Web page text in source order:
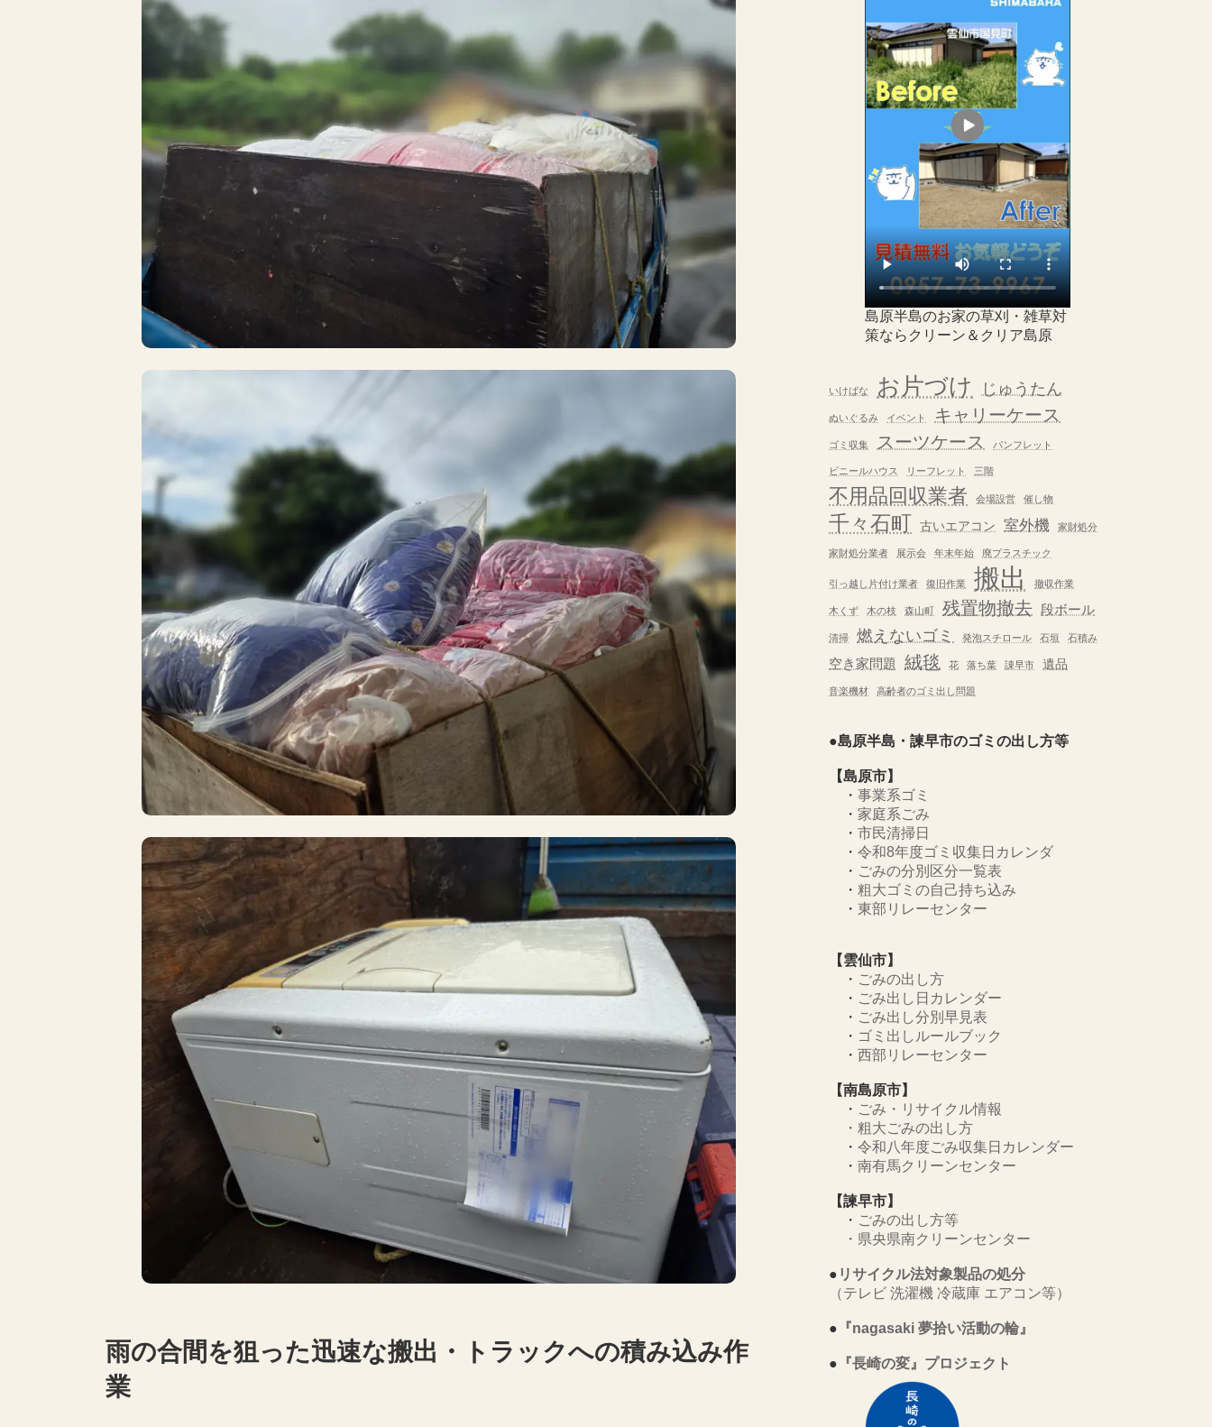
雨の合間を狙った迅速な搬出・トラックへの積み込み作
業
島原半島のお家の草刈・雑草対
策ならクリーン＆クリア島原
いけばな お片づけ じゅうたん
ぬいぐるみ イベント キャリーケース
ゴミ収集 スーツケース パンフレット
ビニールハウス リーフレット 三階
不用品回収業者 会場設営 催し物
千々石町 古いエアコン 室外機 家財処分
家財処分業者 展示会 年末年始 廃プラスチック
引っ越し片付け業者 復旧作業 搬出 撤収作業
木くず 木の枝 森山町 残置物撤去 段ボール
清掃 燃えないゴミ 発泡スチロール 石垣 石積み
空き家問題 絨毯 花 落ち葉 諌早市 遺品
音楽機材 高齢者のゴミ出し問題
●島原半島・諫早市のゴミの出し方等
【島原市】
・事業系ゴミ
・ 家庭系ごみ
・市民清掃日
・令和8年度ゴミ収集日カレンダ
・ ごみの分別区分一覧表
・粗大ゴミの自己持ち込み
・東部リレーセンター
【雲仙市】
・ ごみの出し方
・ ごみ出し日カレンダー
・ ごみ出し分別早見表
・ ゴミ出しルールブック
・西部リレーセンター
【南島原市】
・ ごみ・リサイクル情報
・粗大ごみの出し方
・令和八年度ごみ収集日カレンダー
・南有馬クリーンセンター
【諫早市】
・ ごみの出し方等
・ 県央県南クリーンセンター
● リサイクル法対象製品の処分
（テレビ 洗濯機 冷蔵庫 エアコン等）
● 『nagasaki 夢拾い活動の輪』
● 『長崎の変』プロジェクト